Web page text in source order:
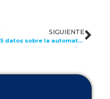
SIGUIENTE
5 datos sobre la automatización en el trabajo